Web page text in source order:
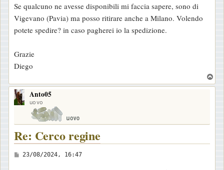
Se qualcuno ne avesse disponibili mi faccia sapere, sono di
Vigevano (Pavia) ma posso ritirare anche a Milano. Volendo
potete spedire? in caso pagherei io la spedizione.
Grazie
Diego
o
Anto05
uovo
Re: Cerco regine
M
23/08/2024, 16:47